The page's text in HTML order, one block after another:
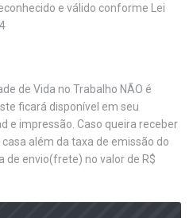
e válido conforme Lei
de Vida no Trabalho NÃO é
ficará disponível em seu
e impressão. Caso queira receber
além da taxa de emissão do
de envio(frete) no valor de R$